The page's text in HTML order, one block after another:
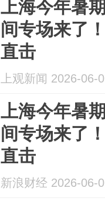
上海今年暑
间专场来了
直击
上观新闻 2026-06-
上海今年暑
间专场来了
直击
新浪财经 2026-06-